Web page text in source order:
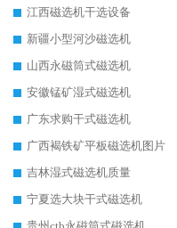
江西磁选机干选设备
新疆小型河沙磁选机
山西永磁筒式磁选机
安徽锰矿湿式磁选机
广东求购干式磁选机
广西褐铁矿平板磁选机图片
吉林湿式磁选机质量
宁夏选大块干式磁选机